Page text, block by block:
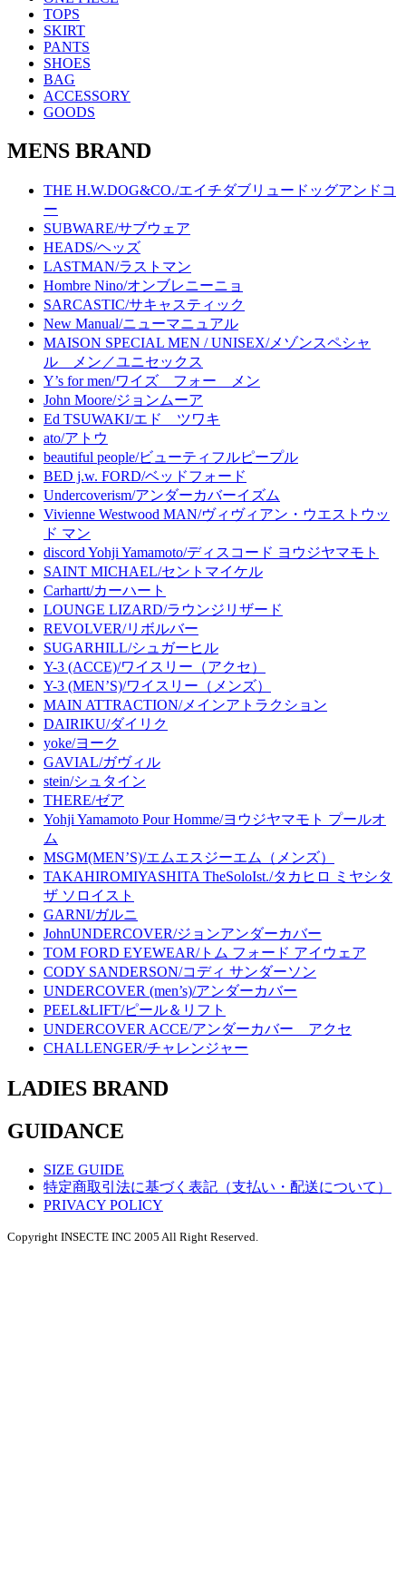
TOPS
SKIRT
PANTS
SHOES
BAG
ACCESSORY
GOODS
MENS BRAND
THE H.W.DOG&CO./エイチダブリュードッグアンドコ
ー
SUBWARE/サブウェア
HEADS/ヘッズ
LASTMAN/ラストマン
Hombre Nino/オンブレニーニョ
SARCASTIC/サキャスティック
New Manual/ニューマニュアル
MAISON SPECIAL MEN / UNISEX/メゾンスペシャ
ル メン／ユニセックス
Y’s for men/ワイズ フォー メン
John Moore/ジョンムーア
Ed TSUWAKI/エド ツワキ
ato/アトウ
beautiful people/ビューティフルピープル
BED j.w. FORD/ベッドフォード
Undercoverism/アンダーカバーイズム
Vivienne Westwood MAN/ヴィヴィアン・ウエストウッ
ド マン
discord Yohji Yamamoto/ディスコード ヨウジヤマモト
SAINT MICHAEL/セントマイケル
Carhartt/カーハート
LOUNGE LIZARD/ラウンジリザード
REVOLVER/リボルバー
SUGARHILL/シュガーヒル
Y-3 (ACCE)/ワイスリー（アクセ）
Y-3 (MEN’S)/ワイスリー（メンズ）
MAIN ATTRACTION/メインアトラクション
DAIRIKU/ダイリク
yoke/ヨーク
GAVIAL/ガヴィル
stein/シュタイン
THERE/ゼア
Yohji Yamamoto Pour Homme/ヨウジヤマモト プールオ
ム
MSGM(MEN’S)/エムエスジーエム（メンズ）
TAKAHIROMIYASHITA TheSoloIst./タカヒロ ミヤシタ
ザ ソロイスト
GARNI/ガルニ
JohnUNDERCOVER/ジョンアンダーカバー
TOM FORD EYEWEAR/トム フォード アイウェア
CODY SANDERSON/コディ サンダーソン
UNDERCOVER (men’s)/アンダーカバー
PEEL&LIFT/ピール＆リフト
UNDERCOVER ACCE/アンダーカバー アクセ
CHALLENGER/チャレンジャー
LADIES BRAND
GUIDANCE
SIZE GUIDE
特定商取引法に基づく表記（支払い・配送について）
PRIVACY POLICY
Copyright INSECTE INC 2005 All Right Reserved.